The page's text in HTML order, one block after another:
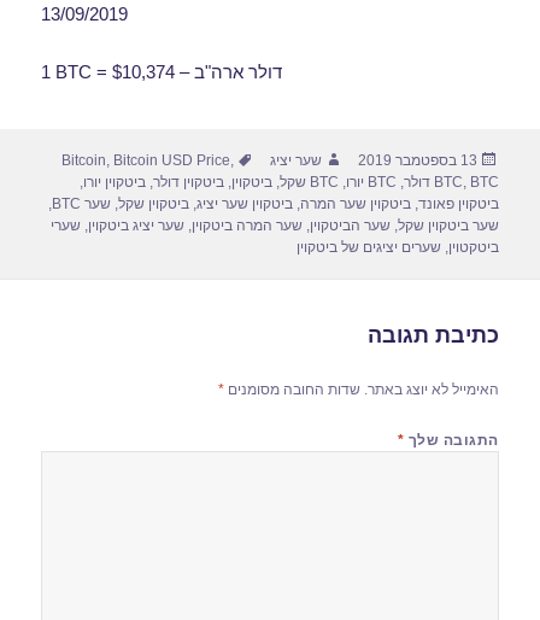
13/09/2019
1 BTC = $10,374 – דולר ארה"ב
פורסם
בתאריך
13 בספטמבר 2019 מחבר
שער יציג תגיות Bitcoin, Bitcoin USD Price,
BTC, BTC דולר , BTC יורו , BTC שקל ,ביטקוין,ביטקוין דולר,ביטקוין יורו,
ביטקוין פאונד,ביטקוין שער המרה,ביטקוין שער יציג,ביטקוין שקל,שער BTC
,
שער ביטקוין שקל,שער הביטקוין,שער המרה ביטקוין,שער יציג ביטקוין,שערי
ביטקטוין,שערים יציגים של ביטקוין
כתיבת תגובה
האימייל לא יוצג באתר. שדות החובה מסומנים*
התגובה שלך *